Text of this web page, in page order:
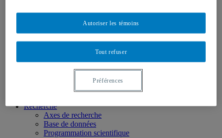
Colloque international CRISES
Perspectives et dialogue
Recherche
Axes de recherche
Base de données
Programmation scientifique
Tout refuser
Autoriser les témoins
Préférences